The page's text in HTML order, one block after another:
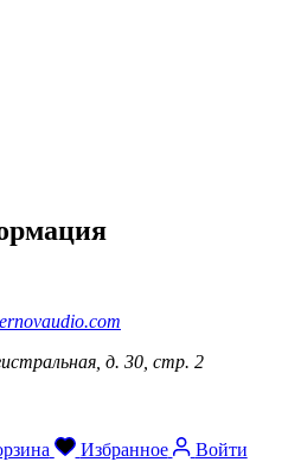
д. 30, стр. 2
Избранное Войти